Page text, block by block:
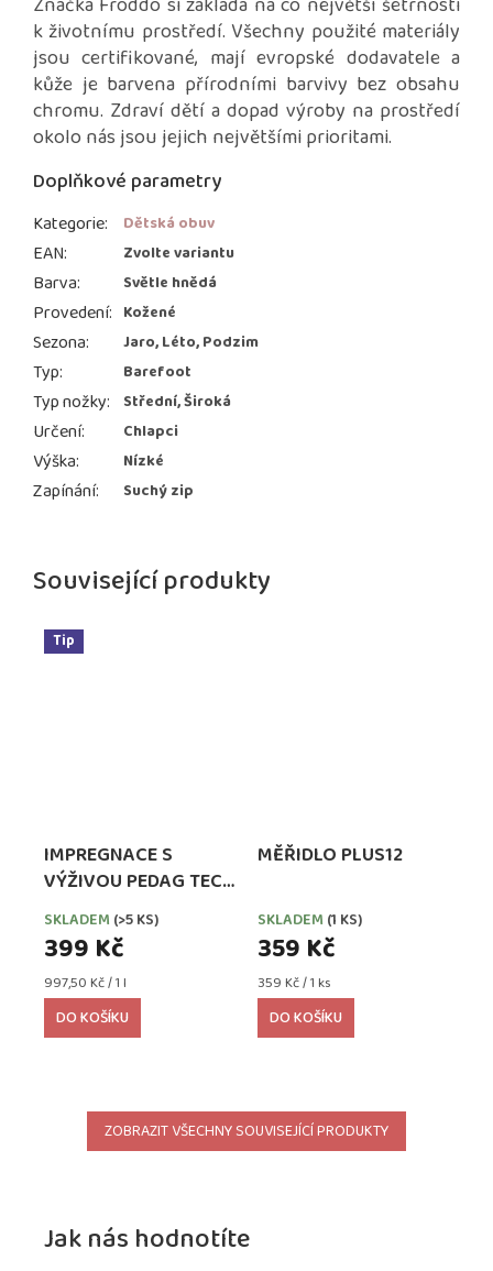
Související produkty
Tip
IMPREGNACE S
VÝŽIVOU PEDAG TECH
WATERPROOFER,
EXTRA SILNÁ
SKLADEM (>5 KS)
399 Kč
Měrná
cena:
997,50 Kč / 1 l
DO KOŠÍKU
MĚŘIDLO PLUS12
SKLADEM (1 KS)
359 Kč
Měrná
cena:
359 Kč / 1 ks
DO KOŠÍKU
ZOBRAZIT VŠECHNY SOUVISEJÍCÍ PRODUKTY
k životnímu prostředí. Všechny použité materiály
jsou certifikované, mají evropské dodavatele a
kůže je barvena přírodními barvivy bez obsahu
chromu. Zdraví dětí a dopad výroby na prostředí
okolo nás jsou jejich největšími prioritami.
Doplňkové parametry
Kategorie: Dětská obuv
EAN: Zvolte variantu
Barva: Světle hnědá
Provedení: Kožené
Sezona: Jaro, Léto, Podzim
Typ: Barefoot
Typ nožky: Střední, Široká
Určení: Chlapci
Výška: Nízké
Zapínání: Suchý zip
Jak nás hodnotíte